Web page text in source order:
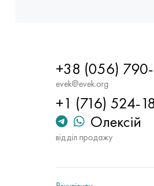
+38 (056)
evek@evek.org
+1 (716) 524-
Олексій
відділ продажу